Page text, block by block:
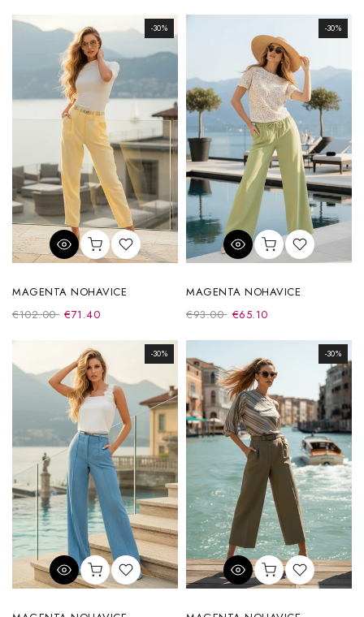
-30%
MAGENTA NOHAVICE
€102.00 €71.40
-30%
MAGENTA NOHAVICE
€93.00 €65.10
-30% -30%